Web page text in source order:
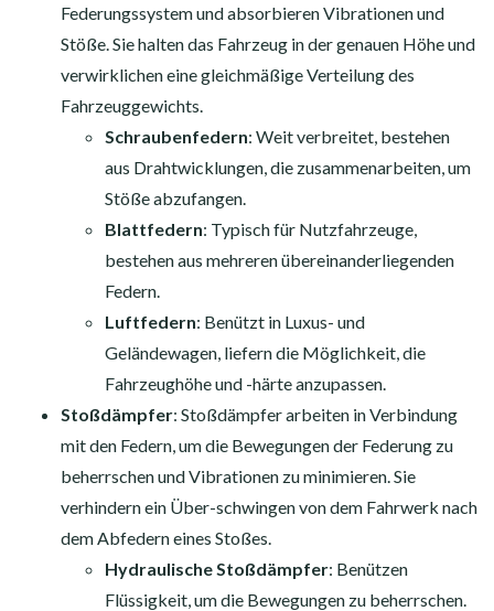
Federungssystem und absorbieren Vibrationen und
Stöße. Sie halten das Fahrzeug in der genauen Höhe und
verwirklichen eine gleichmäßige Verteilung des
Fahrzeuggewichts.
Schraubenfedern: Weit verbreitet, bestehen
aus Drahtwicklungen, die zusammenarbeiten, um
Stöße abzufangen.
Blattfedern: Typisch für Nutzfahrzeuge,
bestehen aus mehreren übereinanderliegenden
Federn.
Luftfedern: Benützt in Luxus- und
Geländewagen, liefern die Möglichkeit, die
Fahrzeughöhe und -härte anzupassen.
Stoßdämpfer: Stoßdämpfer arbeiten in Verbindung
mit den Federn, um die Bewegungen der Federung zu
beherrschen und Vibrationen zu minimieren. Sie
verhindern ein Über-schwingen von dem Fahrwerk nach
dem Abfedern eines Stoßes.
Hydraulische Stoßdämpfer: Benützen
Flüssigkeit, um die Bewegungen zu beherrschen.